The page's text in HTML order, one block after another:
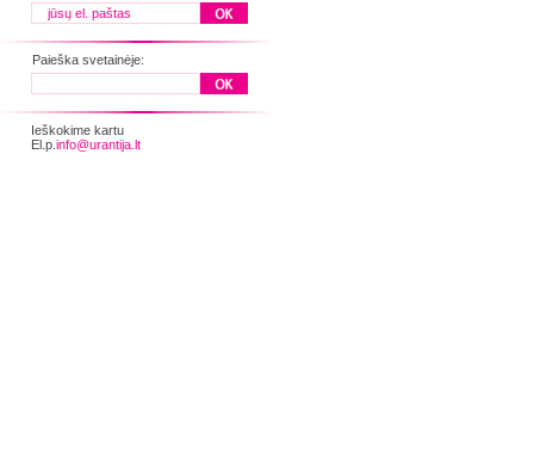
Paieška svetainėje:
Ieškokime kartu
El.p. info@urantija.lt